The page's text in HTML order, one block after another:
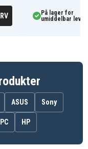
å bytte
og
(ikke
lader kreves
På lager for
umiddelbar
ASUS Sony
HP